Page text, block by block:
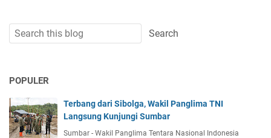
POPULER
Terbang dari Sibolga, Wakil Panglima TNI
Langsung Kunjungi Sumbar
Sumbar - Wakil Panglima Tentara Nasional Indonesia